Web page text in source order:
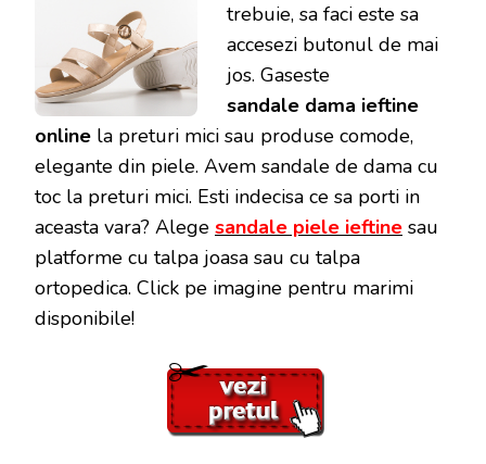
trebuie, sa faci este sa
accesezi butonul de mai
jos. Gaseste
sandale dama ieftine
online la preturi mici sau produse comode,
elegante din piele. Avem sandale de dama cu
toc la preturi mici. Esti indecisa ce sa porti in
aceasta vara? Alege sandale piele ieftine sau
platforme cu talpa joasa sau cu talpa
ortopedica. Click pe imagine pentru marimi
disponibile!